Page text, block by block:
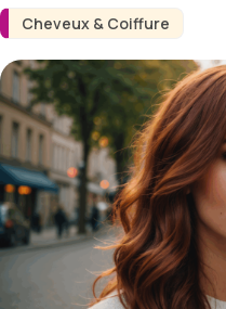
Cheveux & Coiffure